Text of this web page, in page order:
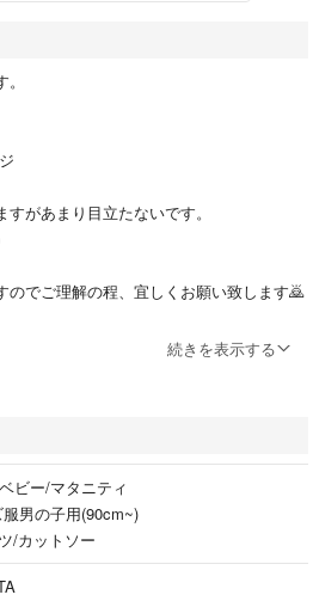
があまり目立たないです。
のでご理解の程、宜しくお願い致します🙇
ントをお願い致します。続きを表示する
ビー/マタニティ
男の子用(90cm~)
/カットソー